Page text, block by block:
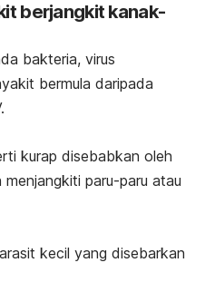
berjangkit kanak-
bakteria, virus
bermula daripada
kurap disebabkan oleh
paru-paru atau
kecil yang disebarkan